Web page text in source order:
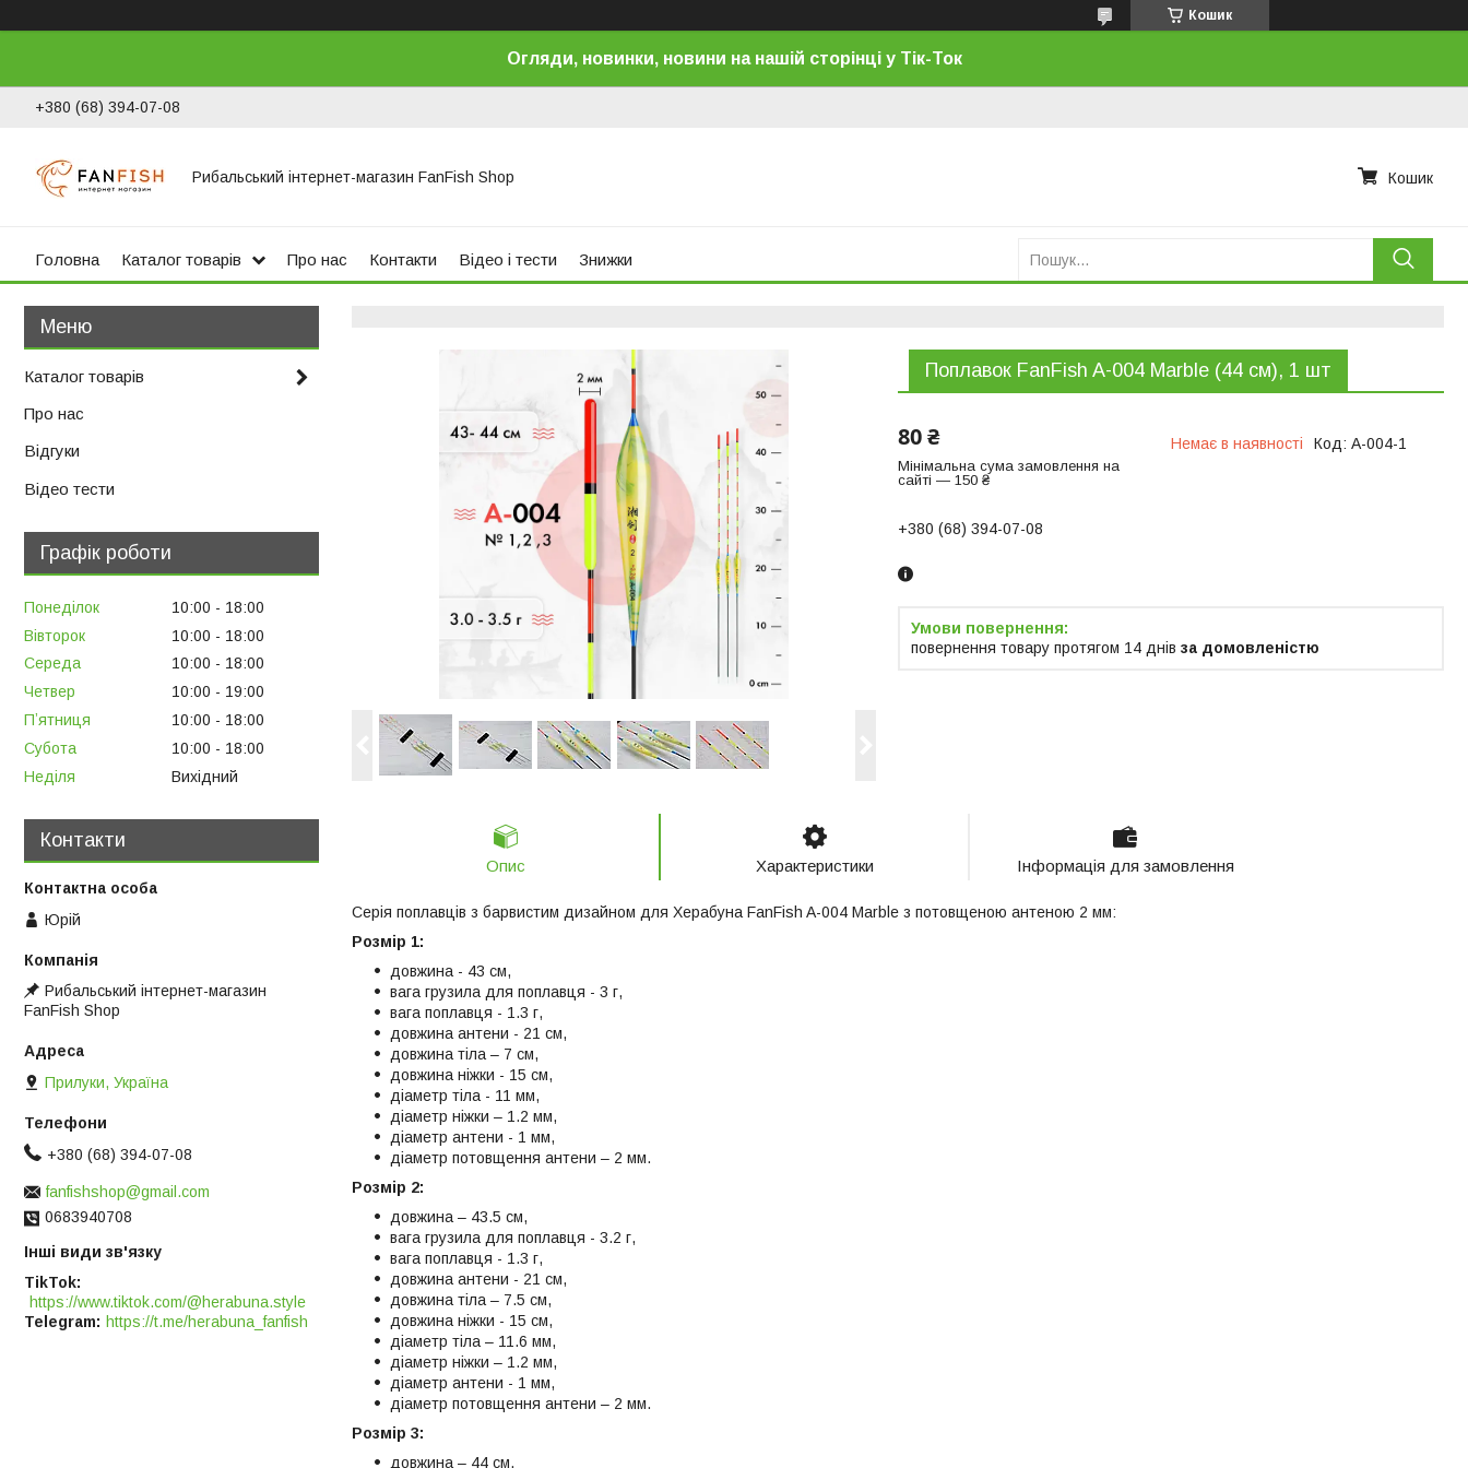
Кошик
Огляди, новинки, новини на нашій сторінці у Тік-Ток
+380 (68) 394-07-08
Рибальський інтернет-магазин FanFish Shop Кошик
Головна Каталог товарів Про нас Контакти Відео і тести Знижки
Поплавок FanFish A-004 Marble (44 см), 1 шт
80 ₴
Мінімальна сума замовлення на
сайті — 150 ₴
Немає в наявності Код: A-004-1
+380 (68) 394-07-08
повернення товару протягом 14 днів за домовленістю
Опис Характеристики Інформація для замовлення
Серія поплавців з барвистим дизайном для Херабуна FanFish A-004 Marble з потовщеною антеною 2 мм:
Розмір 1:
довжина - 43 см,
вага грузила для поплавця - 3 г,
вага поплавця - 1.3 г,
довжина антени - 21 см,
довжина тіла – 7 см,
довжина ніжки - 15 см,
діаметр тіла - 11 мм,
діаметр ніжки – 1.2 мм,
діаметр антени - 1 мм,
діаметр потовщення антени – 2 мм.
Розмір 2:
довжина – 43.5 см,
вага грузила для поплавця - 3.2 г,
вага поплавця - 1.3 г,
довжина антени - 21 см,
довжина тіла – 7.5 см,
довжина ніжки - 15 см,
діаметр тіла – 11.6 мм,
діаметр ніжки – 1.2 мм,
діаметр антени - 1 мм,
діаметр потовщення антени – 2 мм.
Розмір 3:
довжина – 44 см,
Каталог товарів
Про нас
Відгуки
Відео тести
Графік роботи
Понеділок 10:00
18:00
Вівторок
10:00
18:00
Середа
10:00
18:00
Четвер
10:00
19:00
Пʼятниця
10:00
18:00
Субота
10:00
18:00
Неділя
Вихідний
Контакти
Юрій
Рибальський інтернет-магазин
FanFish Shop
Прилуки, Україна
+380 (68) 394-07-08
fanfishshop@gmail.com
0683940708
Інші види зв'язку
TikTok
https://www.tiktok.com/@herabuna.style
Telegram
https://t.me/herabuna_fanfish